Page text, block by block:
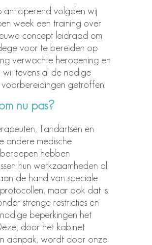
anticiperend volgden wij
week een training over
concept leidraad om
voor te bereiden op
verwachte heropening en
wij tevens al de nodige
getroffen.
nu pas?
Tandartsen en
andere medische
hebben
hun werkzaamheden al
de hand van speciale
maar ook dat is
strenge restricties en
beperkingen het
door het kabinet
aanpak, wordt door onze